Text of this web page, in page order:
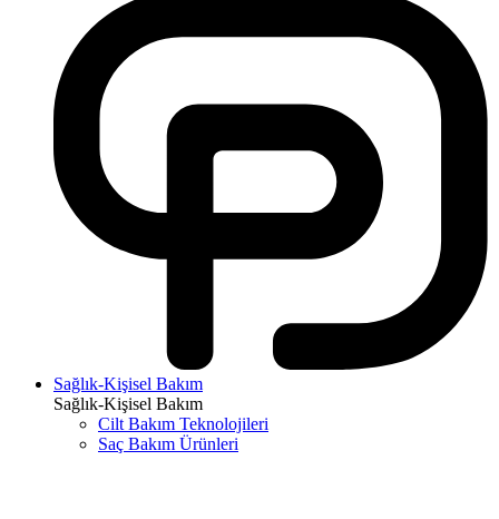
Sağlık-Kişisel Bakım
Sağlık-Kişisel Bakım
Cilt Bakım Teknolojileri
Saç Bakım Ürünleri